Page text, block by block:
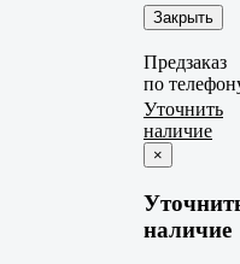
Закрыть
Предзаказ
по
Уточнить
наличие
×
наличие